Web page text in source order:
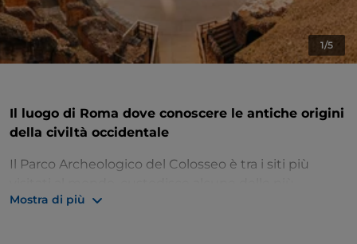
1/5
Il luogo di Roma dove conoscere le antiche origini
della civiltà occidentale
Il Parco Archeologico del Colosseo è tra i siti più
importanti meraviglie antiche e testimonianze
Mostra di più